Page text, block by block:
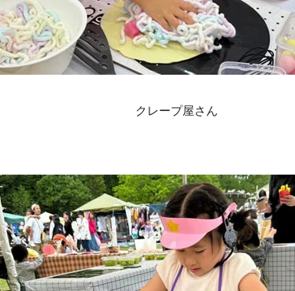
クレープ屋さん